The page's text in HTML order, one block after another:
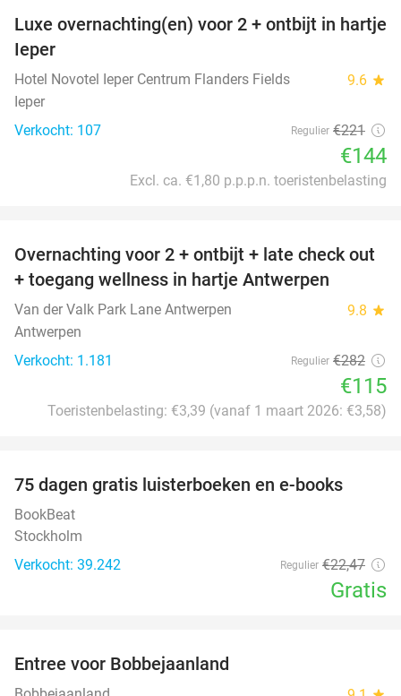
35%
Luxe overnachting(en) voor 2 + ontbijt in hartje
Ieper
Hotel Novotel Ieper Centrum Flanders Fields 9.6 star
Ieper
Verkocht: 107
Regulier €221
€144
Excl. ca. €1,80 p.p.p.n. toeristenbelasting
59%
Overnachting voor 2 + ontbijt + late check out
+ toegang wellness in hartje Antwerpen
Van der Valk Park Lane Antwerpen 9.8 star
Antwerpen
Verkocht: 1.181
Regulier €282
€115
Toeristenbelasting: €3,39 (vanaf 1 maart 2026: €3,58)
75 dagen gratis luisterboeken en e-books
BookBeat
Stockholm
Verkocht: 39.242
Regulier €22,47
Gratis
Entree voor Bobbejaanland